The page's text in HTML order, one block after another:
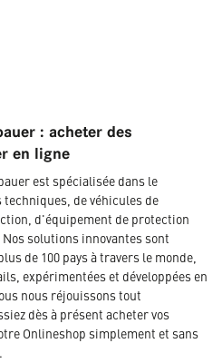
: acheter des
en ligne
est spécialisée dans le
de véhicules de
d'équipement de protection
solutions innovantes sont
de 100 pays à travers le monde,
expérimentées et développées en
nous réjouissons tout
dès à présent acheter vos
Onlineshop simplement et sans